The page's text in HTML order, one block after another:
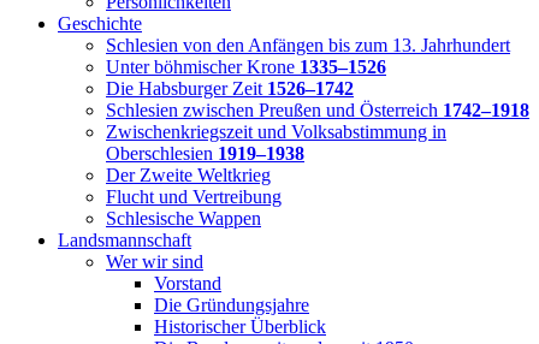
Geschichte
Schlesien von den Anfängen bis zum 13. Jahrhundert
Unter böhmischer Krone 1335–1526
Die Habsburger Zeit 1526–1742
Schlesien zwischen Preußen und Österreich 1742–1918
Zwischenkriegszeit und Volksabstimmung in
Oberschlesien 1919–1938
Der Zweite Weltkrieg
Flucht und Vertreibung
Schlesische Wappen
Landsmannschaft
Wer wir sind
Vorstand
Die Gründungsjahre
Historischer Überblick